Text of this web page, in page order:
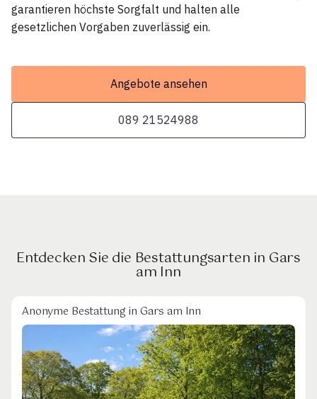
garantieren höchste Sorgfalt und halten alle
gesetzlichen Vorgaben zuverlässig ein.
Angebote ansehen
089 21524988
Entdecken Sie die Bestattungsarten in Gars
am Inn
Anonyme Bestattung in Gars am Inn